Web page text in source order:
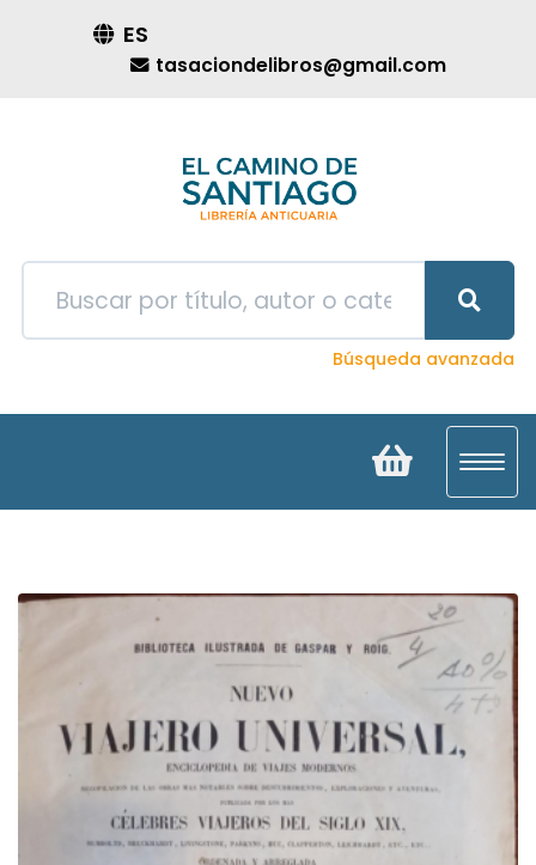
ES
tasaciondelibros@gmail.com
Búsqueda avanzada